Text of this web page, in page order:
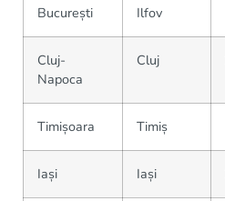
București Ilfov
Cluj-
Napoca
Cluj
Timișoara Timiș
Iași Iași